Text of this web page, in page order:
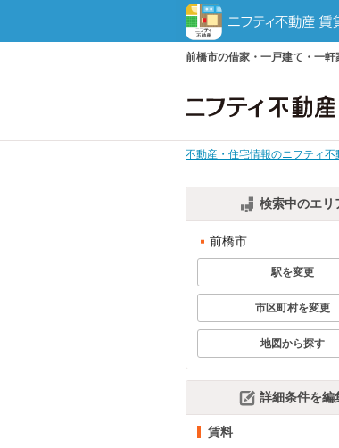
前橋市の借家・一戸建て・一
不動産・住宅情報のニフティ不
検索中のエリ
前橋市
駅を変更
市区町村を変更
地図から探す
詳細条件を編
賃料